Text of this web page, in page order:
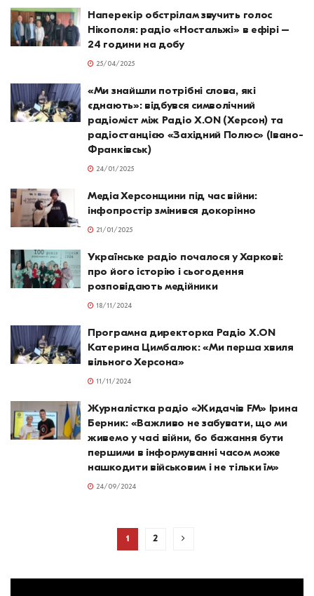
Наперекір обстрілам звучить голос
Нікополя: радіо «Ностальжі» в ефірі –
24 години на добу
25/04/2025
«Ми знайшли потрібні слова, які
єднають»: відбувся символічний
радіоміст між Радіо X.ON (Херсон) та
радіостанцією «Західний Полюс» (Івано-
Франківськ)
24/01/2025
Медіа Херсонщини під час війни:
інфопростір змінився докорінно
21/01/2025
Українське радіо почалося у Харкові:
про його історію і сьогодення
розповідають медійники
18/11/2024
Програмна директорка Радіо X.ON
Катерина Цимбалюк: «Ми перша хвиля
вільного Херсона»
11/11/2024
Журналістка радіо «Жидачів FM» Ірина
Берник: «Важливо не забувати, що ми
живемо у часі війни, бо бажання бути
першими в інформуванні часом може
нашкодити військовим і не тільки їм»
24/09/2024
1 2